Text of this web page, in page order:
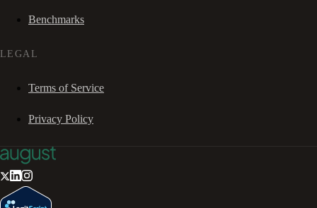
Benchmarks
LEGAL
Terms of Service
Privacy Policy